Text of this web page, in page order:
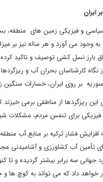
برایران
و فیزیکی زمین های منطقه،
وجود می آورد و هر ساله نیز بر
بارز نسل کشی توصیف و تاکید
از نگاه کارشناسان بحران آب و
سوریه بر روی ایران، خسارات
فیزیکی برای تنفس مردم، مشکلات
افزایش فشار ترکیه بر منابع آب
تأمین آب کشاورزی و آشامیدنی
داد که می تواند به کوچ ها